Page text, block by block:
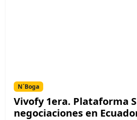
N´Boga
Vivofy 1era. Plataforma
negociaciones en